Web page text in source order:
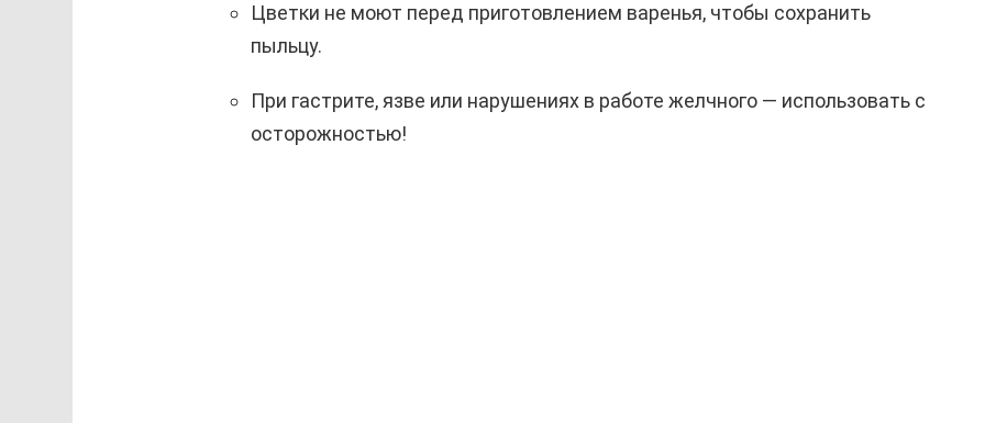
Цветки не моют перед приготовлением варенья, чтобы сохранить
пыльцу.
При гастрите, язве или нарушениях в работе желчного — использовать с
осторожностью!